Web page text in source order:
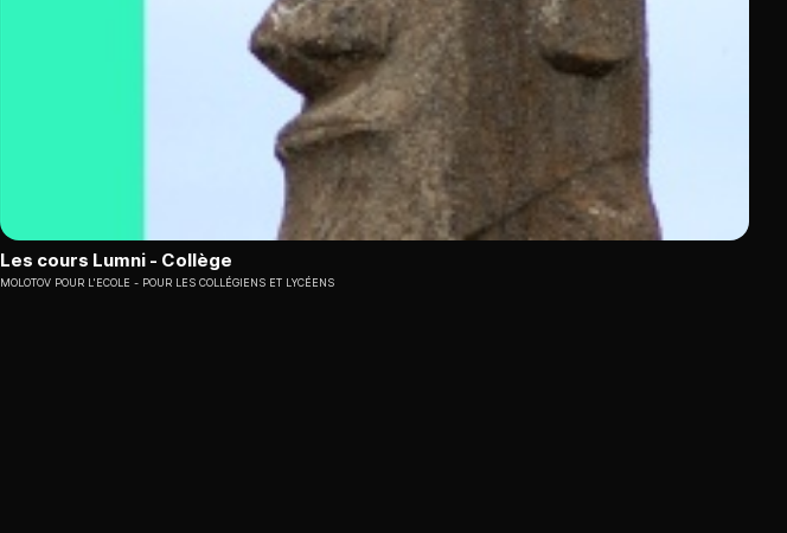
Les cours Lumni - Collège
MOLOTOV POUR L'ECOLE POUR LES COLLÉGIENS ET LYCÉENS